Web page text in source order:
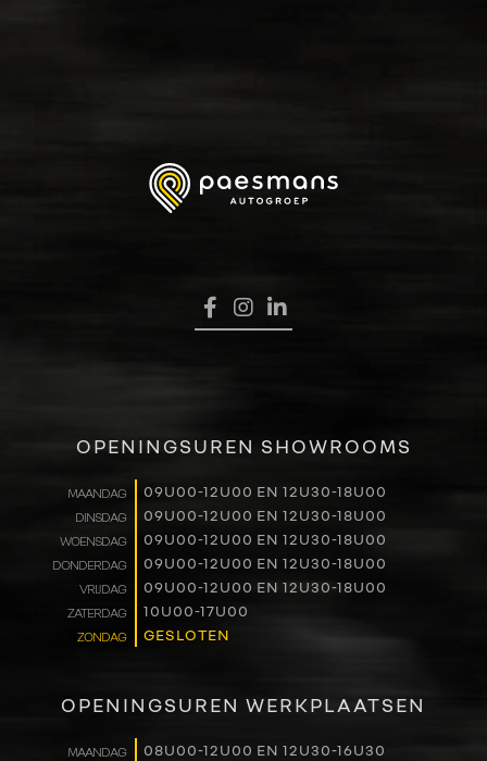
VERKOOP
RENAULT PRO+
NAVERKOOP
VERHUUR
OPENINGSUREN SHOWROOMS
MAANDAG 09U00-12U00 EN 12U30-18U00
DINSDAG 09U00-12U00 EN 12U30-18U00
WOENSDAG 09U00-12U00 EN 12U30-18U00
DONDERDAG 09U00-12U00 EN 12U30-18U00
VRIJDAG 09U00-12U00 EN 12U30-18U00
ZATERDAG 10U00-17U00
ZONDAG GESLOTEN
OPENINGSUREN WERKPLAATSEN
MAANDAG 08U00-12U00 EN 12U30-16U30